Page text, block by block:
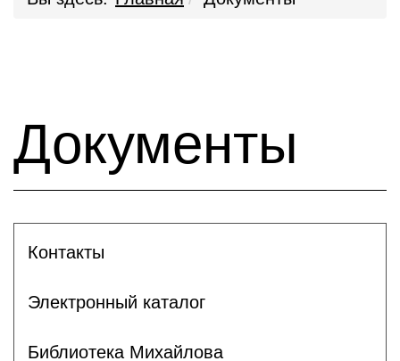
Документы
Контакты
Электронный каталог
Библиотека Михайлова